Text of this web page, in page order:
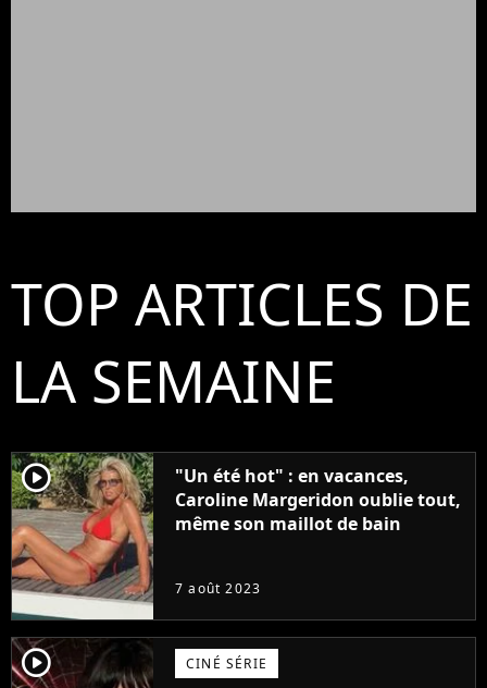
TOP ARTICLES DE
LA SEMAINE
player2
"Un été hot" : en vacances,
Caroline Margeridon oublie tout,
même son maillot de bain
7 août 2023
player2 CINÉ SÉRIE